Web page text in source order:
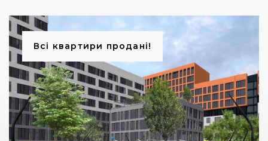
Всі квартири продані!